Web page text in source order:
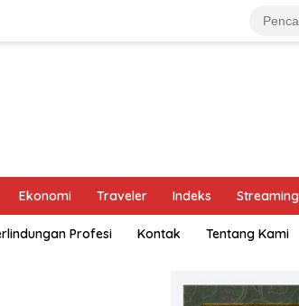
Ekonomi Traveler Indeks Streaming
Profesi Kontak Tentang Kami